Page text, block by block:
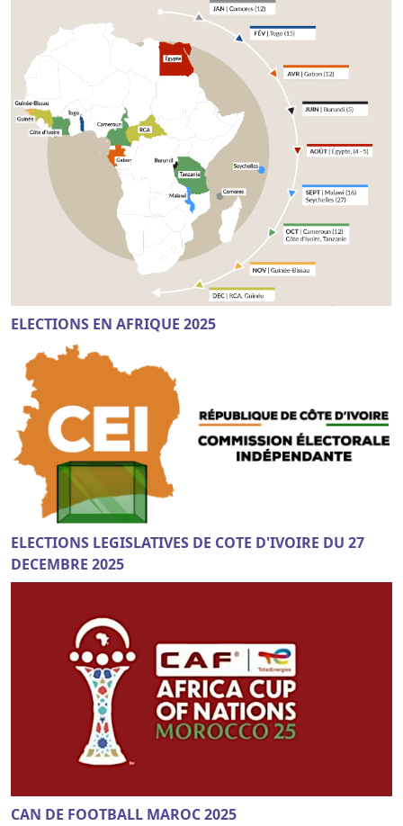
ELECTIONS EN AFRIQUE 2025
ELECTIONS LEGISLATIVES DE COTE D'IVOIRE DU 27
DECEMBRE 2025
CAN DE FOOTBALL MAROC 2025